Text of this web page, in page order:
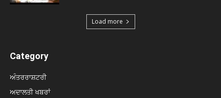
Load more
Category
ਅੰਤਰਰਾਸ਼ਟਰੀ
ਅਦਾਲਤੀ ਖਬਰਾਂ